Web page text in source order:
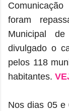
foram
Municipal
divulgado o
pelos 118
habitantes.
Nos dias 05 e